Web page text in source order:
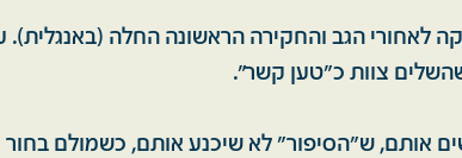
לאחורי הגב והחקירה הראשונה החלה (באנגלית).
צוות כ"טען קשר".
אותם, ש"הסיפור" לא שיכנע אותם, כשמולם